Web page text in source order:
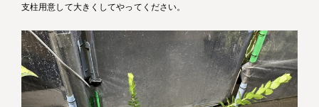
支柱用意して大きくしてやってください。